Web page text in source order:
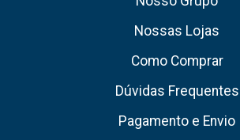
Nossas Lojas
Como Comprar
Dúvidas Frequentes
Pagamento e Envio